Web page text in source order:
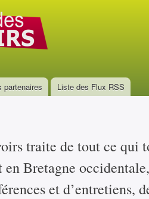
partenaires Liste des Flux RSS
traite de tout ce qui
en Bretagne
et d’entretiens,